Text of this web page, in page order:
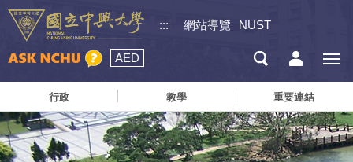
::: 網站導覽 NUST
AED
行政 教學 重要連結